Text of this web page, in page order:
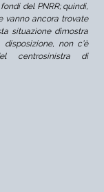
del PNRR; quindi,
vanno ancora trovate
situazione dimostra
non c’è
centrosinistra di